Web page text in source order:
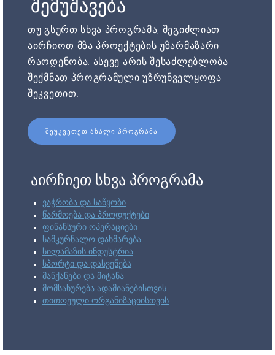
შემუშავება
თუ გსურთ სხვა პროგრამა, შეგიძლიათ
აირჩიოთ მზა პროექტების უზარმაზარი
რაოდენობა. ასევე არის შესაძლებლობა
შექმნათ პროგრამული უზრუნველყოფა
შეკვეთით.
ᲨᲔᲣᲙᲕᲔᲗᲔᲗ ᲐᲮᲐᲚᲘ ᲞᲠᲝᲒᲠᲐᲛᲐ
აირჩიეთ სხვა პროგრამა
ვაჭრობა და საწყობი
წარმოება და პროდუქტები
ფინანსური ოპერაციები
სამკურნალო დახმარება
სილამაზის ინდუსტრია
სპორტი და დასვენება
მანქანები და მიტანა
მომსახურება ადამიანებისთვის
თითოეული ორგანიზაციისთვის